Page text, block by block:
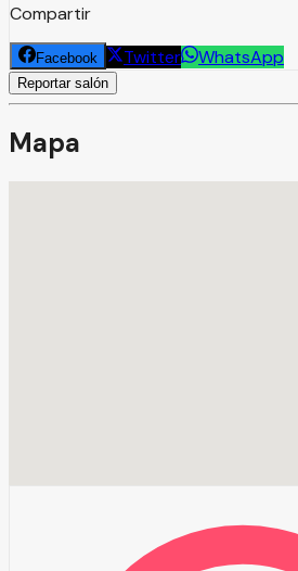
Compartir
Facebook Twitter WhatsApp
Reportar salón
Mapa